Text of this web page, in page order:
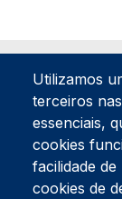
Tel:234 390 100
Utilizamos
terceiros
essenciais,
cookies
facilidade
cookies de